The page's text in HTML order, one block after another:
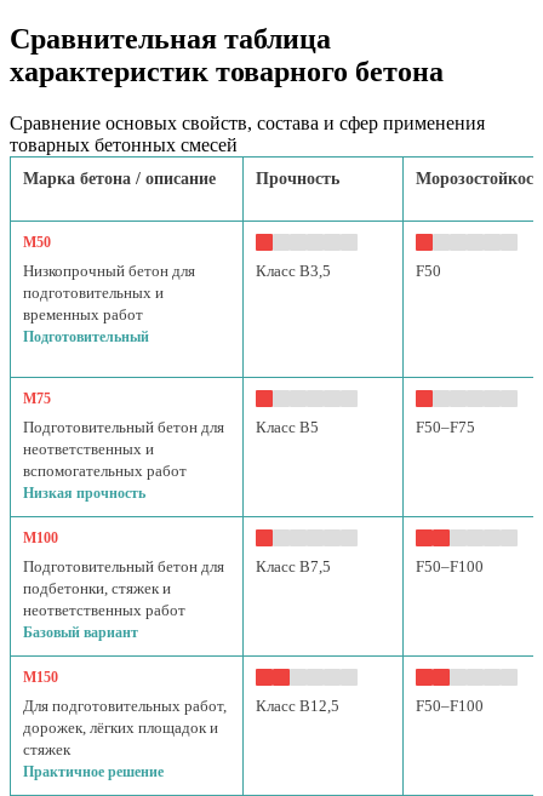
Сравнительная таблица
характеристик товарного бетона
Сравнение основых свойств, состава и сфер применения
товарных бетонных смесей
Марка бетона / описание Прочность
М50
Низкопрочный бетон для
подготовительных и
временных работ
Подготовительный
Класс B3,5 F50
М75
Подготовительный бетон для
неответственных и
вспомогательных работ
Низкая прочность
Класс B5 F50–F75
М100
Подготовительный бетон для
подбетонки, стяжек и
неответственных работ
Базовый вариант
Класс B7,5 F50–F100
М150
Для подготовительных работ,
дорожек, лёгких площадок и
стяжек
Практичное решение
Класс B12,5 F50–F100